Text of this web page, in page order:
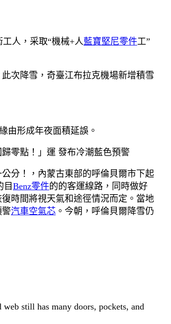
人，采取“機械+人藍寶堅尼零件工”
次降雪，奇臺江布拉克機場新增積雪
由形成年夜面積延誤。
零點！」運 發布冷潮藍色預警
分！，內蒙古東部的呼倫貝爾市下起
目 Benz零件的的客運線路，同時做好
時間將視天氣和途徑情況而定。當地
警汽車空氣芯 。今朝，呼倫貝爾降雪仍
still has many doors, pockets, and